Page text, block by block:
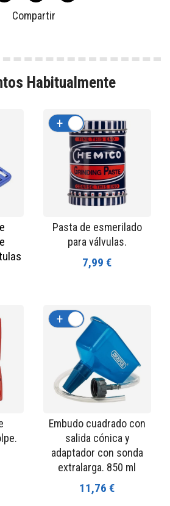
Compartir
Habitualmente
Pasta de esmerilado
para válvulas.
7,99 €
+ -
Embudo cuadrado con
salida cónica y
adaptador con sonda
extralarga. 850 ml
11,76 €
+ -